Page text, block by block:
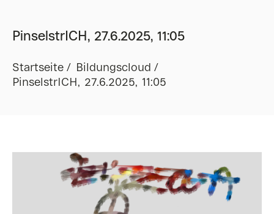
PinselstrICH, 27.6.2025, 11:05
Startseite
Bildungscloud
PinselstrICH, 27.6.2025, 11:05